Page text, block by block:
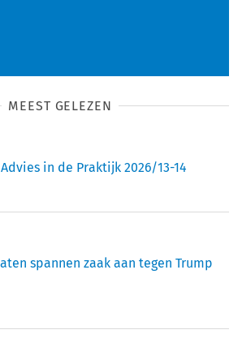
MEEST GELEZEN
in de Praktijk 2026/13-14
spannen zaak aan tegen Trump